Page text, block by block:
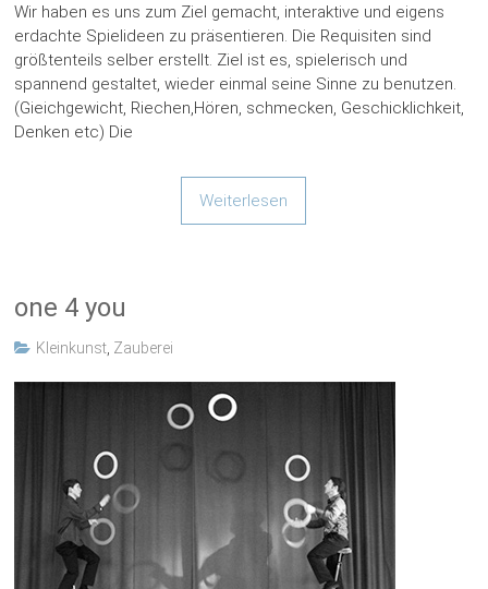
Wir haben es uns zum Ziel gemacht, interaktive und eigens
erdachte Spielideen zu präsentieren. Die Requisiten sind
größtenteils selber erstellt. Ziel ist es, spielerisch und
spannend gestaltet, wieder einmal seine Sinne zu benutzen.
(Gieichgewicht, Riechen,Hören, schmecken, Geschicklichkeit,
Denken etc) Die
Weiterlesen
one 4 you
Kleinkunst Zauberei